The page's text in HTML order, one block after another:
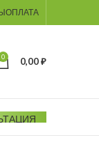
ОПЛАТА
0 0,00₽